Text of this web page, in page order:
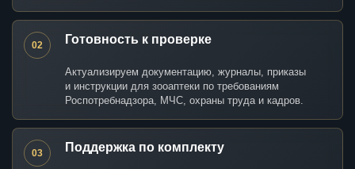
02 Готовность к проверке
Актуализируем документацию, журналы, приказы
и инструкции для зооаптеки по требованиям
Роспотребнадзора, МЧС, охраны труда и кадров.
03 Поддержка по комплекту